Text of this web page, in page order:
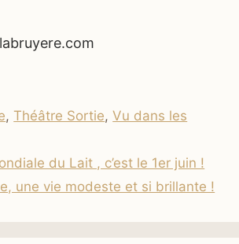
,Théâtre Sortie,Vu dans les
du Lait , c’est le 1er juin !
une vie modeste et si brillante !